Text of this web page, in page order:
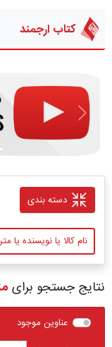
کتاب ارجمند
قبلی
دسته بندی
نتایج جستجو برای
عناوین موجود